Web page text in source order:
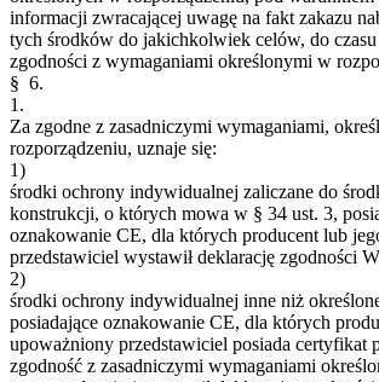
informacji zwracającej uwagę na fakt zakazu
tych środków do jakichkolwiek celów, do
zgodności z wymaganiami określonymi w
§ 6.
1.
Za zgodne z zasadniczymi wymaganiami,
rozporządzeniu, uznaje się:
1)
środki ochrony indywidualnej zaliczane do
konstrukcji, o których mowa w § 34 ust. 3,
oznakowanie CE, dla których producent lub
przedstawiciel wystawił deklarację zgodności
2)
środki ochrony indywidualnej inne niż
posiadające oznakowanie CE, dla których
upoważniony przedstawiciel posiada certyfikat
zgodność z zasadniczymi wymaganiami